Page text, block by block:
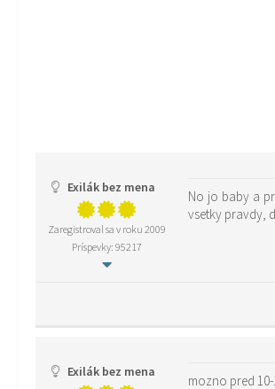
Exilák bez mena
Zaregistroval sa v roku 2009
Príspevky: 95217
No jo baby a
vsetky pravdy,
Exilák bez mena